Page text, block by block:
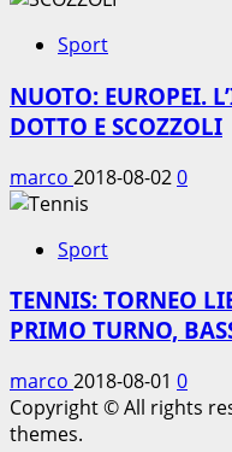
Sport
NUOTO: EUROPEI.
DOTTO E SCOZZOLI
marco 2018-08-020
Sport
TENNIS: TORNEO
PRIMO TURNO,
marco 2018-08-01 0
Copyright © All rights
themes.